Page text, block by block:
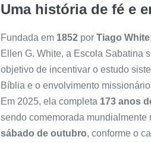
Uma história de fé e
Fundada em 1852por Tiago White
Ellen G. White, a Escola Sabatina
objetivo de incentivar o estudo
Bíblia e o envolvimento
Em 2025, ela completa 173 anos
sendo comemorada mundialmente
sábado de outubro, conforme o